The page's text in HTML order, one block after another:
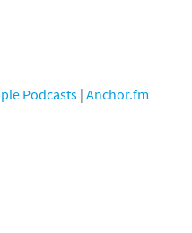
Podcasts | Anchor.fm